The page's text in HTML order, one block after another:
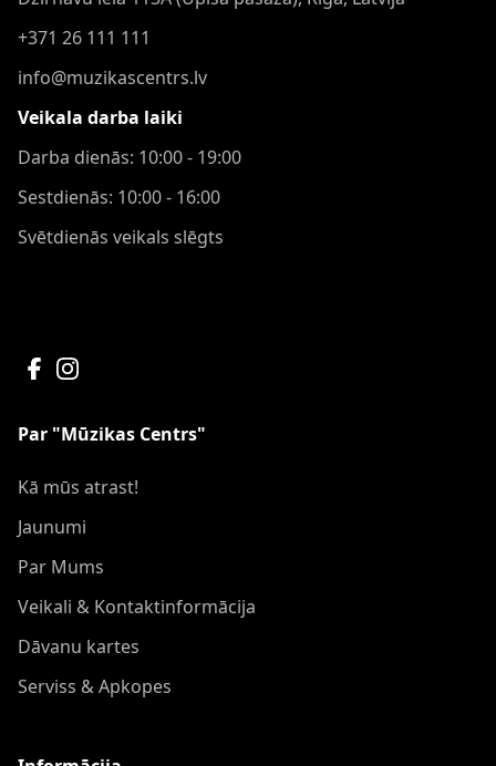
+371 26 111 111
info@muzikascentrs.lv
Veikala darba laiki
Darba dienās: 10:00 - 19:00
Sestdienās: 10:00 - 16:00
Svētdienās veikals slēgts
Par "Mūzikas Centrs"
Kā mūs atrast!
Jaunumi
Par Mums
Veikali & Kontaktinformācija
Dāvanu kartes
Serviss & Apkopes